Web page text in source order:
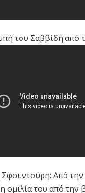
του Σαββίδη από
Σφουντούρη: Από
ομιλία του από την